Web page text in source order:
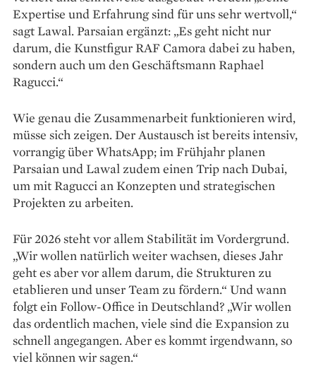
Expertise und Erfahrung sind für uns sehr wertvoll,“
sagt Lawal. Parsaian ergänzt: „Es geht nicht nur
darum, die Kunstfigur RAF Camora dabei zu haben,
sondern auch um den Geschäftsmann Raphael
Ragucci.“
Wie genau die Zusammenarbeit funktionieren wird,
müsse sich zeigen. Der Austausch ist bereits intensiv,
vorrangig über WhatsApp; im Frühjahr planen
Parsaian und Lawal zudem einen Trip nach Dubai,
um mit Ragucci an Konzepten und strategischen
Projekten zu arbeiten.
Für 2026 steht vor allem Stabilität im Vordergrund.
„Wir wollen natürlich weiter wachsen, dieses Jahr
geht es aber vor allem darum, die Strukturen zu
etablieren und unser Team zu fördern.“ Und wann
folgt ein Follow-Office in Deutschland? „Wir wollen
das ordentlich machen, viele sind die Expansion zu
schnell angegangen. Aber es kommt irgendwann, so
viel können wir sagen.“